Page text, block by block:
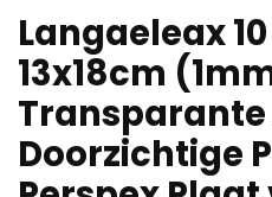
Langaeleax
13x18cm
Doorzichtige